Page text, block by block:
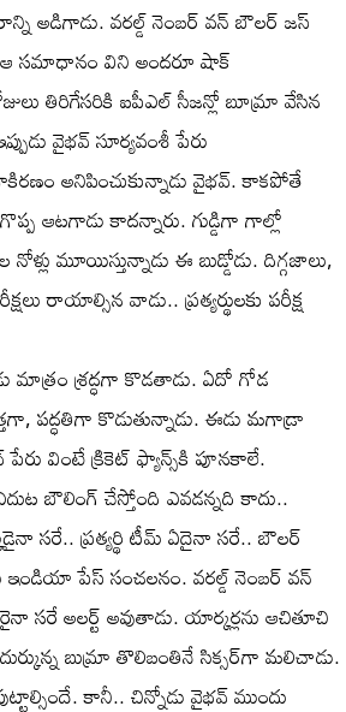
అడిగాడు. వరల్డ్ నెంబర్ వన్ బౌలర్ జస్
సమాధానం విని అందరూ షాక్
తిరిగేసరికి ఐపీఎల్ సీజన్లో బూమ్రా వేసిన
వైభవ్‌ సూర్యవంశీ పేరు
అనిపించుకున్నాడు వైభవ్‌. కాకపోతే
ఆటగాడు కాదన్నారు. గుడ్డిగా గాల్లో
మూయిస్తున్నాడు ఈ బుడ్డోడు. దిగ్గజాలు,
రాయాల్సిన వాడు.. ప్రత్యర్థులకు పరీక్ష
శ్రద్ధగా కొడతాడు. ఏదో గోడ
పద్ధతిగా కొడుతున్నాడు. ఈడు మగాడ్రా
పేరు వింటే క్రికెట్‌ ఫ్యాన్స్‌కి పూనకాలే.
ఎదుట బౌలింగ్‌ చేస్తోంది ఎవడన్నది కాదు..
సరే.. ప్రత్యర్థి టీమ్‌ ఏదైనా సరే.. బౌలర్‌
ఇండియా పేస్ సంచలనం. వరల్డ్‌ నెంబర్‌ వన్‌
సరే అలర్ట్‌ అవుతాడు. యార్కర్లను ఆచితూచి
బుమ్రా తొలిబంతినే సిక్సర్‌గా మలిచాడు.
కానీ.. చిన్నోడు వైభవ్ ముందు